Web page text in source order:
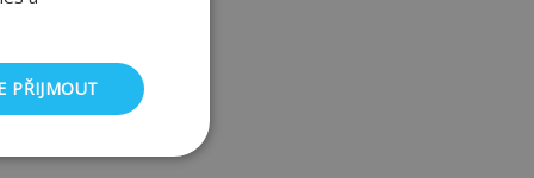
PŘIJMOUT
soubory